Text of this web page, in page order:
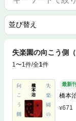
失楽園の向こう側（
1〜1件/全1件
最新刊
橋本
671